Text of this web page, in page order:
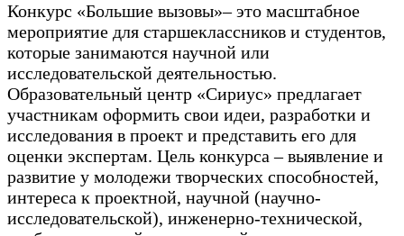
Конкурс «Большие вызовы»– это масштабное
мероприятие для старшеклассников и студентов,
которые занимаются научной или
исследовательской деятельностью.
Образовательный центр «Сириус» предлагает
участникам оформить свои идеи, разработки и
исследования в проект и представить его для
оценки экспертам. Цель конкурса – выявление и
развитие у молодежи творческих способностей,
интереса к проектной, научной (научно-
исследовательской), инженерно-технической,